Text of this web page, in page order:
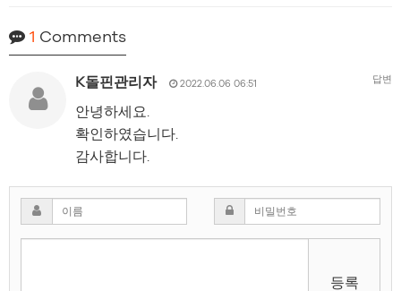
1 Comments
K돌핀관리자 2022.06.06 06:51 답변
안녕하세요.
확인하였습니다.
감사합니다.
등록